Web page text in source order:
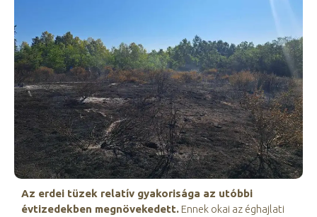
Az erdei tüzek relatív gyakorisága az utóbbi
évtizedekben megnövekedett. Ennek okai az éghajlati